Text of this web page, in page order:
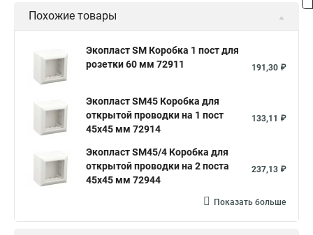
Похожие товары
Экопласт SM Коробка 1 пост для
розетки 60 мм 72911
191,30 ₽
Экопласт SM45 Коробка для
открытой проводки на 1 пост
45х45 мм 72914
133,11 ₽
Экопласт SM45/4 Коробка для
открытой проводки на 2 поста
45х45 мм 72944
237,13 ₽
Показать больше